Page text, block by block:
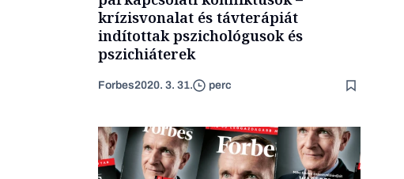
krízisvonalat és távterápiát
indítottak pszichológusok és
pszichiáterek
Forbes2020. 3. 31. perc